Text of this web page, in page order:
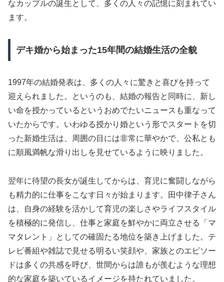
なカップルの誕生として、多くの人々の記憶に刻まれてい
ます。
デキ婚から始まった15年間の結婚生活の全貌
1997年の結婚発表は、多くの人々に驚きと喜びを持って
迎えられました。というのも、結婚の報告と同時に、新し
い命を授かっているというおめでたいニュースも重なって
いたからです。いわゆる授かり婚という形でスタートを切
った新婚生活は、周囲の目には非常に華やかで、公私とも
に順風満帆な滑り出しを見せているように映りました。
翌年に待望の長女が誕生してからは、育児に奮闘しながら
も精力的に仕事をこなす日々が始まります。田中律子さん
は、自身の経験を活かして育児の楽しさやライフスタイル
を積極的に発信し、仕事と家庭を鮮やかに両立させる「マ
マタレント」としての確固たる地位を築き上げました。テ
レビ番組や雑誌で見せる明るい笑顔や、家族とのエピソー
ドは多くの共感を呼び、世間からは誰もが羨むような理想
的な家庭を築いているイメージを持たれていました。